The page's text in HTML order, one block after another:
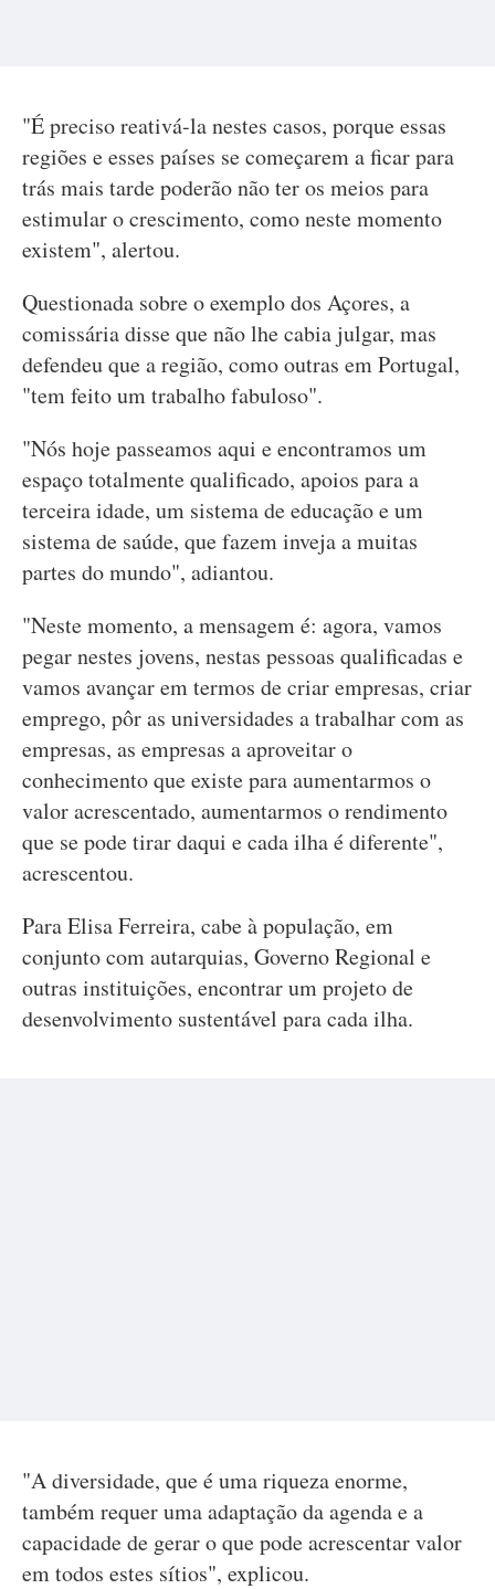
"É preciso reativá-la nestes casos, porque essas
regiões e esses países se começarem a ficar para
trás mais tarde poderão não ter os meios para
estimular o crescimento, como neste momento
existem", alertou.
Questionada sobre o exemplo dos Açores, a
comissária disse que não lhe cabia julgar, mas
defendeu que a região, como outras em Portugal,
"tem feito um trabalho fabuloso".
"Nós hoje passeamos aqui e encontramos um
espaço totalmente qualificado, apoios para a
terceira idade, um sistema de educação e um
sistema de saúde, que fazem inveja a muitas
partes do mundo", adiantou.
"Neste momento, a mensagem é: agora, vamos
pegar nestes jovens, nestas pessoas qualificadas e
vamos avançar em termos de criar empresas, criar
emprego, pôr as universidades a trabalhar com as
empresas, as empresas a aproveitar o
conhecimento que existe para aumentarmos o
valor acrescentado, aumentarmos o rendimento
que se pode tirar daqui e cada ilha é diferente",
acrescentou.
Para Elisa Ferreira, cabe à população, em
conjunto com autarquias, Governo Regional e
outras instituições, encontrar um projeto de
desenvolvimento sustentável para cada ilha.
"A diversidade, que é uma riqueza enorme,
também requer uma adaptação da agenda e a
capacidade de gerar o que pode acrescentar valor
em todos estes sítios", explicou.